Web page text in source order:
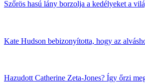
Szőrös hasú lány borzolja a kedélyeket a
Kate Hudson bebizonyította, hogy az
Hazudott Catherine Zeta-Jones? Így őrzi